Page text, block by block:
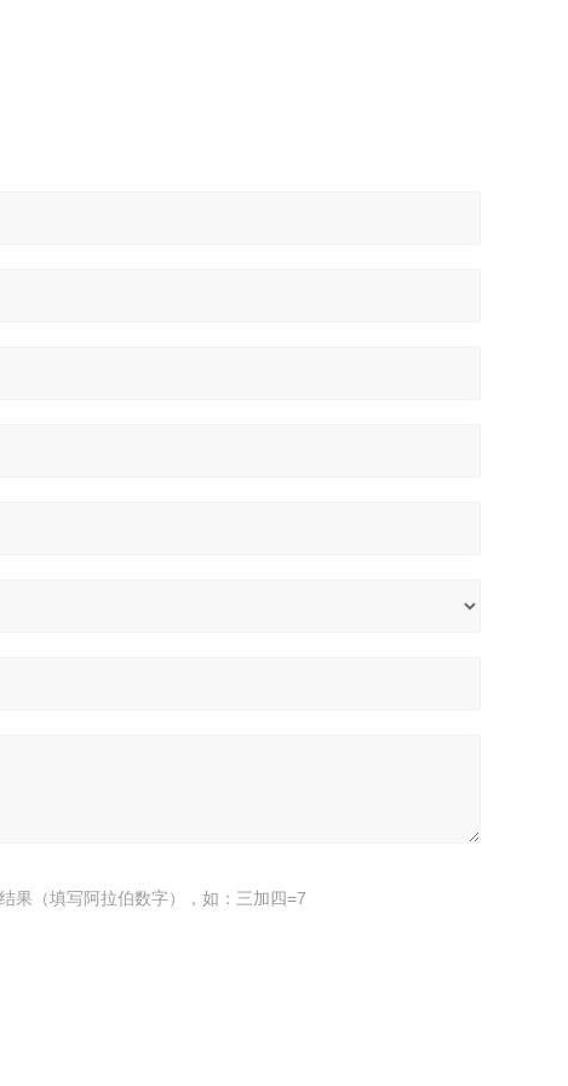
果（填写阿拉伯数字），如：三加四=7